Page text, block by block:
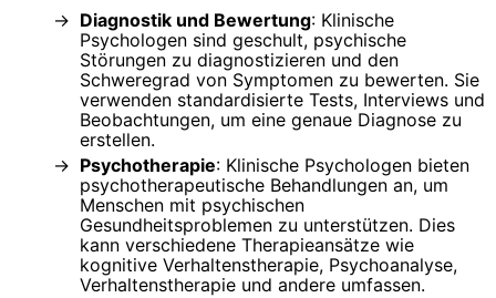
Diagnostik und Bewertung: Klinische
Psychologen sind geschult, psychische
Störungen zu diagnostizieren und den
Schweregrad von Symptomen zu bewerten. Sie
verwenden standardisierte Tests, Interviews und
Beobachtungen, um eine genaue Diagnose zu
erstellen.
Psychotherapie: Klinische Psychologen bieten
psychotherapeutische Behandlungen an, um
Menschen mit psychischen
Gesundheitsproblemen zu unterstützen. Dies
kann verschiedene Therapieansätze wie
kognitive Verhaltenstherapie, Psychoanalyse,
Verhaltenstherapie und andere umfassen.